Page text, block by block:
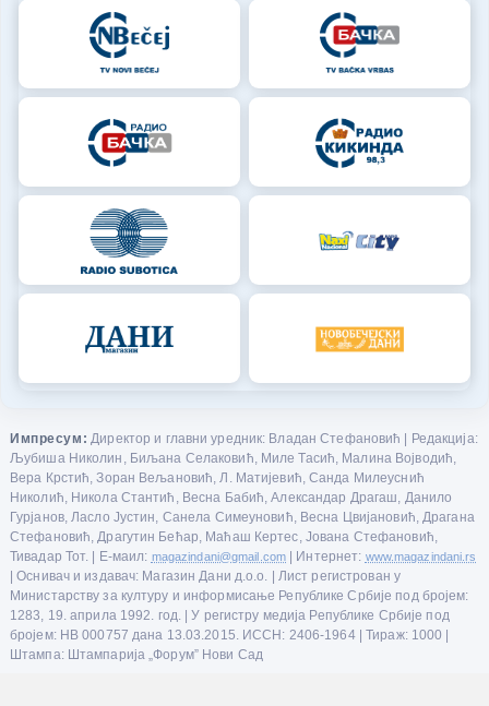
Импресум: Директор и главни уредник: Владан Стефановић | Редакција:
Љубиша Николин, Биљана Селаковић, Миле Тасић, Малина Војводић,
Вера Крстић, Зоран Вељановић, Л. Матијевић, Санда Милеуснић
Николић, Никола Стантић, Весна Бабић, Александар Драгаш, Данило
Гурјанов, Ласло Јустин, Санела Симеуновић, Весна Цвијановић, Драгана
Стефановић, Драгутин Бећар, Маћаш Кертес, Јована Стефановић,
Тивадар Тот. | Е-маил: magazindani@gmail.com | Интернет: www.magazindani.rs
| Оснивач и издавач: Магазин Дани д.о.о. | Лист регистрован у
Министарству за културу и информисање Републике Србије под бројем:
1283, 19. априла 1992. год. | У регистру медија Републике Србије под
бројем: НВ 000757 дана 13.03.2015. ИССН: 2406-1964 | Тираж: 1000 |
Штампа: Штампарија „Форум” Нови Сад